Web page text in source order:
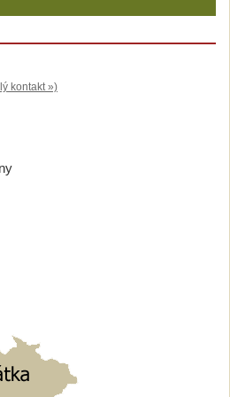
kontakt »)